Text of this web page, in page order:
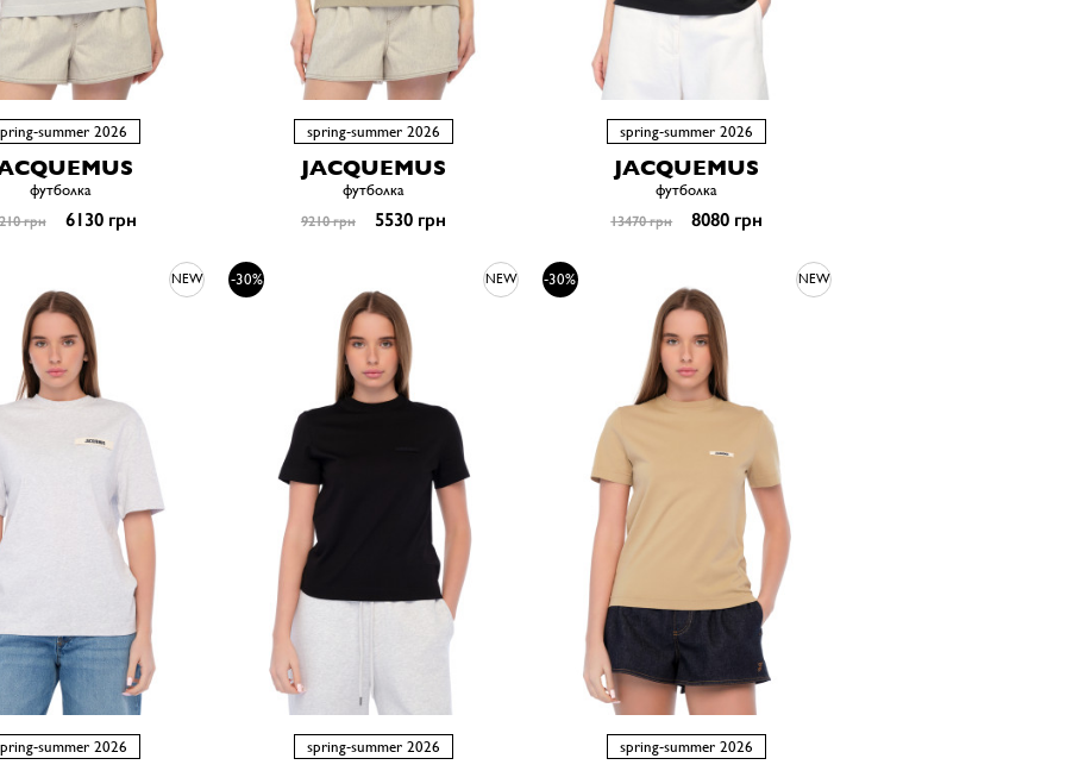
summer 2026
футболка
грн 6130 грн
spring-summer 2026
JACQUEMUS
футболка
9210 грн 5530 грн
spring-summer 2026
JACQUEMUS
футболка
13470 грн 8080 грн
NEW
summer 2026
-30% NEW
spring-summer 2026
-30% NEW
spring-summer 2026